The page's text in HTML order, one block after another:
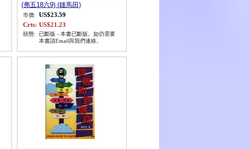
(弗五18六9) (鍾馬田)
市價:
US$23.59
Crts: US$21.23
狀態:
已斷版 - 本書已斷版。如仍需要
本書請Email與我們連絡。